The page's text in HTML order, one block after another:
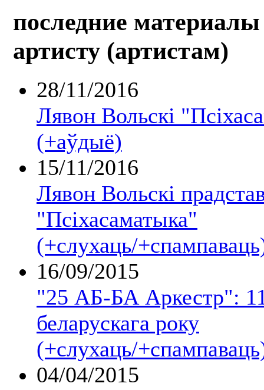
последние
артисту (артистам)
28/11/2016
Лявон Вольскі
(+аўдыё)
15/11/2016
Лявон Вольскі
"Псіхасаматыка"
(+слухаць/
16/09/2015
"25 АБ-БА Аркестр":
беларускага року
(+слухаць/
04/04/2015